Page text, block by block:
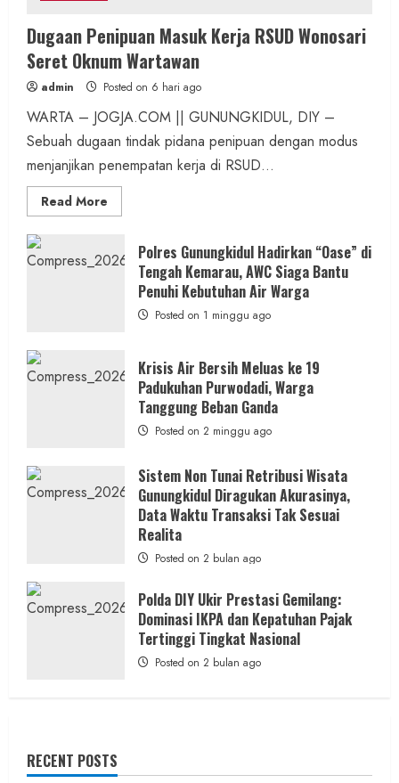
Dugaan Penipuan Masuk Kerja RSUD Wonosari
Seret Oknum Wartawan
admin Posted on 6 hari ago
WARTA – JOGJA.COM || GUNUNGKIDUL, DIY –
Sebuah dugaan tindak pidana penipuan dengan modus
menjanjikan penempatan kerja di RSUD...
Read More
more
Penipuan
Masuk
RSUD
Wonosari
Seret
Oknum
Polres Gunungkidul Hadirkan “Oase” di
Tengah Kemarau, AWC Siaga Bantu
Penuhi Kebutuhan Air Warga
Posted on 1 minggu ago
Krisis Air Bersih Meluas ke 19
Padukuhan Purwodadi, Warga
Tanggung Beban Ganda
Posted on 2 minggu ago
Sistem Non Tunai Retribusi Wisata
Gunungkidul Diragukan Akurasinya,
Data Waktu Transaksi Tak Sesuai
Realita
Posted on 2 bulan ago
Polda DIY Ukir Prestasi Gemilang:
Dominasi IKPA dan Kepatuhan Pajak
Tertinggi Tingkat Nasional
Posted on 2 bulan ago
RECENT POSTS